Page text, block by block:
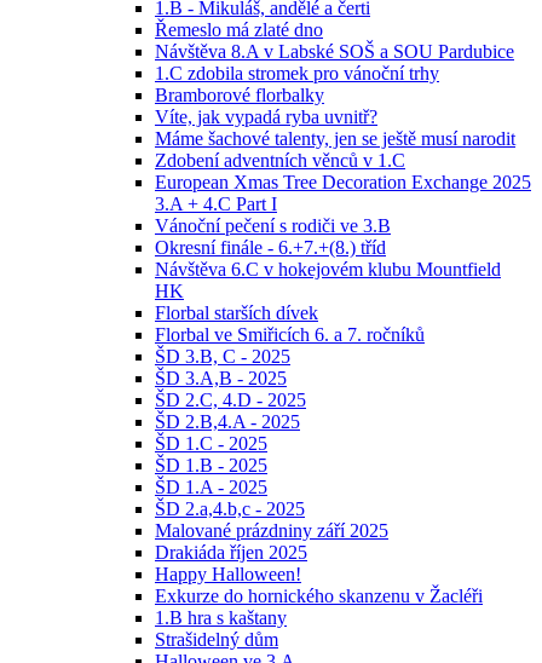
1.B - Mikuláš, andělé a čerti
Řemeslo má zlaté dno
Návštěva 8.A v Labské SOŠ a SOU Pardubice
1.C zdobila stromek pro vánoční trhy
Bramborové florbalky
Víte, jak vypadá ryba uvnitř?
Máme šachové talenty, jen se ještě musí narodit
Zdobení adventních věnců v 1.C
European Xmas Tree Decoration Exchange 2025
3.A + 4.C Part I
Vánoční pečení s rodiči ve 3.B
Okresní finále - 6.+7.+(8.) tříd
Návštěva 6.C v hokejovém klubu Mountfield
HK
Florbal starších dívek
Florbal ve Smiřicích 6. a 7. ročníků
ŠD 3.B, C - 2025
ŠD 3.A,B - 2025
ŠD 2.C, 4.D - 2025
ŠD 2.B,4.A - 2025
ŠD 1.C - 2025
ŠD 1.B - 2025
ŠD 1.A - 2025
ŠD 2.a,4.b,c - 2025
Malované prázdniny září 2025
Drakiáda říjen 2025
Happy Halloween!
Exkurze do hornického skanzenu v Žacléři
1.B hra s kaštany
Strašidelný dům